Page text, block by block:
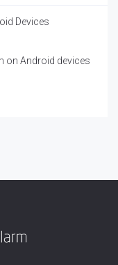
Devices
on Android devices